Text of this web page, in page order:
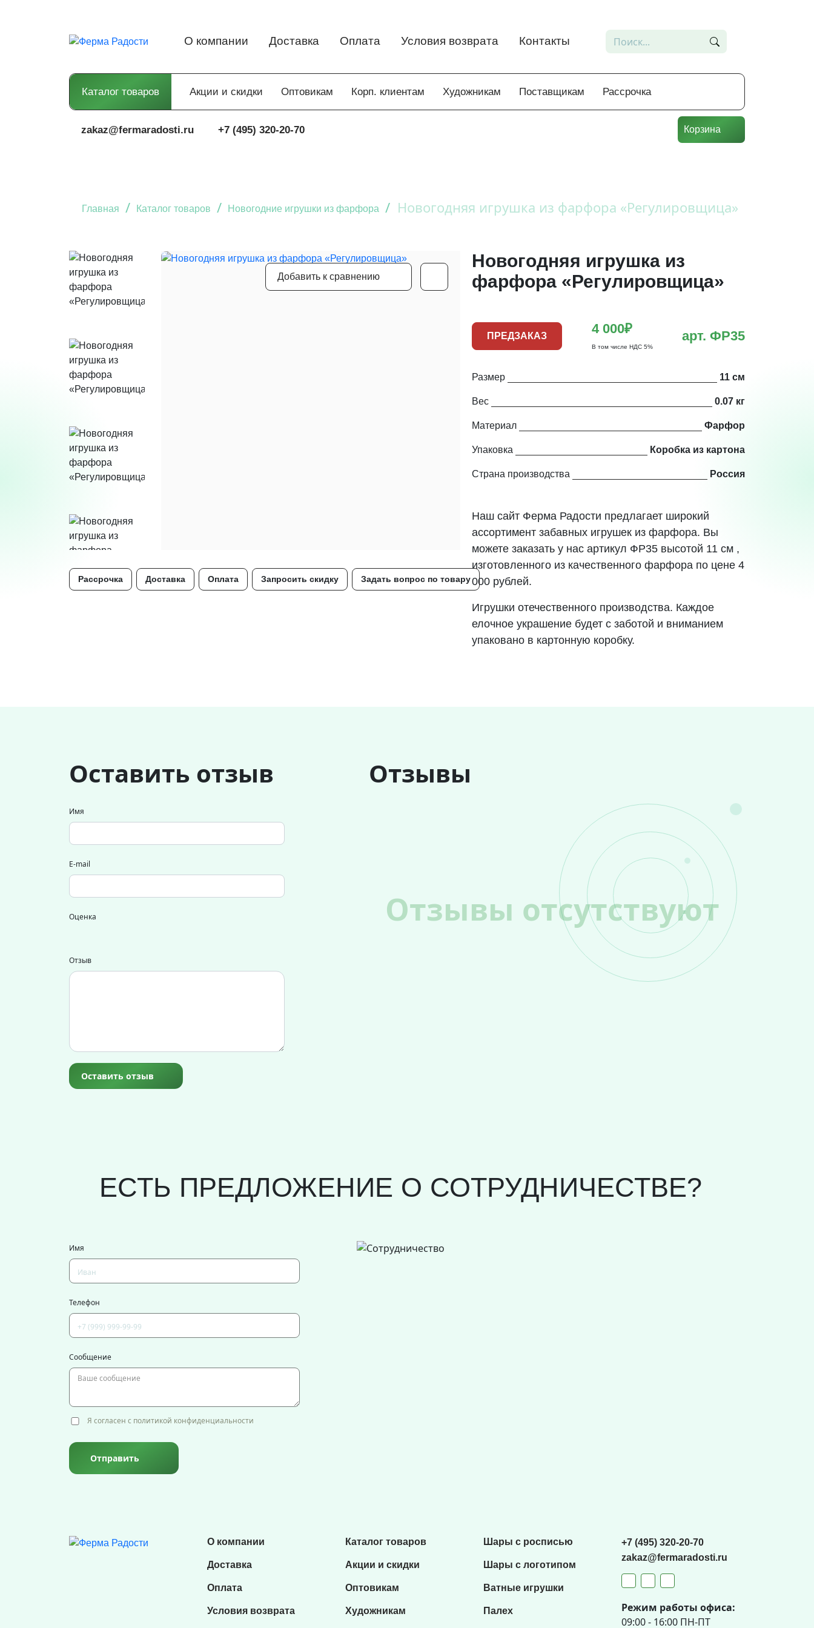
О компании Доставка Оплата Условия возврата Контакты
Каталог товаров Акции и скидки Оптовикам Корп. клиентам Художникам Поставщикам Рассрочка
zakaz@fermaradosti.ru +7 (495) 320-20-70 Корзина
Главная / Каталог товаров / Новогодние игрушки из фарфора / Новогодняя игрушка из фарфора «Регулировщица»
Добавить к сравнению
Рассрочка Доставка Оплата Запросить скидку Задать вопрос по товару
Новогодняя игрушка из
фарфора «Регулировщица»
ПРЕДЗАКАЗ 4 000₽
В том числе НДС 5%
арт. ФР35
Размер 11 см
Вес 0.07 кг
Материал Фарфор
Упаковка Коробка из картона
Страна производства Россия
Наш сайт Ферма Радости предлагает широкий
ассортимент забавных игрушек из фарфора. Вы
можете заказать у нас артикул ФР35 высотой 11 см ,
изготовленного из качественного фарфора по цене 4
000 рублей.
Игрушки отечественного производства. Каждое
елочное украшение будет с заботой и вниманием
упаковано в картонную коробку.
Оставить отзыв
Имя
E-mail
Оценка
Отзыв
Оставить отзыв
Отзывы
Отзывы отсутствуют
ЕСТЬ ПРЕДЛОЖЕНИЕ О СОТРУДНИЧЕСТВЕ?
Имя
Телефон
Сообщение
Я согласен с политикой конфиденциальности
Отправить
О компании
Доставка
Оплата
Условия возврата
Каталог товаров
Акции и скидки
Оптовикам
Художникам
Шары с росписью
Шары с логотипом
Ватные игрушки
Палех
+7 (495) 320-20-70
zakaz@fermaradosti.ru
Режим работы офиса:
09:00 - 16:00 ПН-ПТ